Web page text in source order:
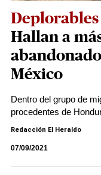
Hallan a
México
Dentro del grupo de
procedentes de
Redacción El Heraldo
07/09/2021